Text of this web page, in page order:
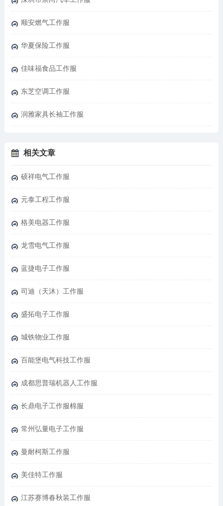
顺安燃气工作服
华夏保险工作服
佳味福食品工作服
东芝空调工作服
润雅家具长袖工作服
相关文章
硕祥电气工作服
元泰工程工作服
格美电器工作服
龙雪电气工作服
蓝捷电子工作服
司迪（天沐）工作服
盛拓电子工作服
城铁物业工作服
百能堡电气科技工作服
成都思普瑞机器人工作服
长鼎电子工作服棉服
常州弘量电子工作服
曼耐柯斯工作服
美佳特工作服
江苏赛博春秋装工作服